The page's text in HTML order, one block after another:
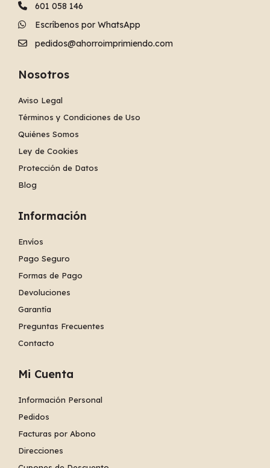
601 058 146
Escríbenos por WhatsApp
pedidos@ahorroimprimiendo.com
Nosotros
Aviso Legal
Términos y Condiciones de Uso
Quiénes Somos
Ley de Cookies
Protección de Datos
Blog
Información
Envíos
Pago Seguro
Formas de Pago
Devoluciones
Garantía
Preguntas Frecuentes
Contacto
Mi Cuenta
Información Personal
Pedidos
Facturas por Abono
Direcciones